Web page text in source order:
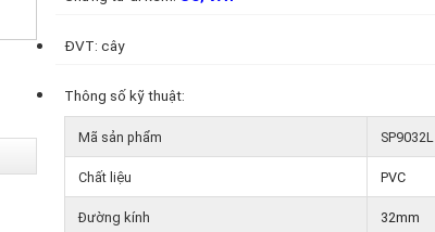
ĐVT: cây
Thông số kỹ thuật:
Mã sản phẩm SP9032L
Chất liệu PVC
Đường kính 32mm